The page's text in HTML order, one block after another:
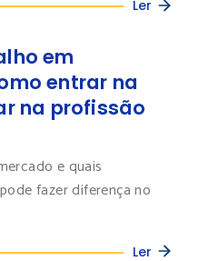
Ler
em
entrar na
na profissão
e quais
fazer diferença no
Ler